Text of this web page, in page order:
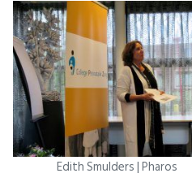
Edith Smulders | Pharos